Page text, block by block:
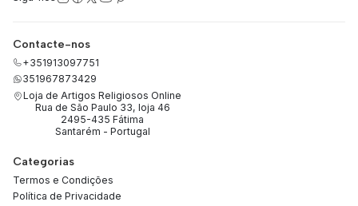
Contacte-nos
+351913097751
351967873429
Loja de Artigos Religiosos Online
Rua de São Paulo 33, loja 46
2495-435 Fátima
Santarém - Portugal
Categorias
Termos e Condições
Política de Privacidade